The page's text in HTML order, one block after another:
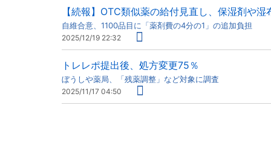
【続報】OTC類似薬の給付見直し、保湿剤や湿
自維合意、1100品目に「薬剤費の4分の1」の追加負担
2025/12/19 22:32
トレレポ提出後、処方変更75％
ぼうしや薬局、「残薬調整」など対象に調査
2025/11/17 04:50